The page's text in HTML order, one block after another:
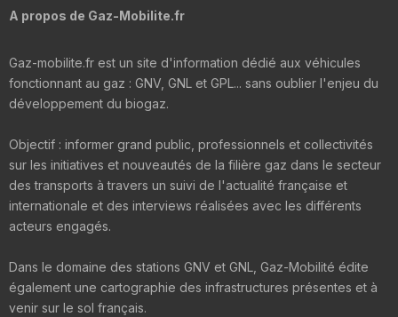
A propos de Gaz-Mobilite.fr
Gaz-mobilite.fr est un site d'information dédié aux véhicules
fonctionnant au gaz : GNV, GNL et GPL... sans oublier l'enjeu du
développement du biogaz.
Objectif : informer grand public, professionnels et collectivités
sur les initiatives et nouveautés de la filière gaz dans le secteur
des transports à travers un suivi de l'actualité française et
internationale et des interviews réalisées avec les différents
acteurs engagés.
Dans le domaine des stations GNV et GNL, Gaz-Mobilité édite
également une cartographie des infrastructures présentes et à
venir sur le sol français.